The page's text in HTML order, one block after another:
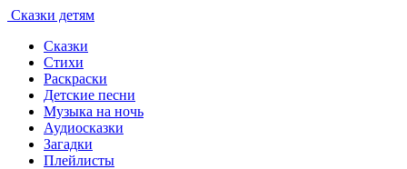
Сказки детям
Сказки
Стихи
Раскраски
Детские песни
Музыка на ночь
Аудиосказки
Загадки
Плейлисты